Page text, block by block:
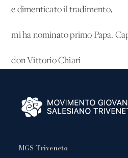
e dimenticato il tradimento,
mi ha nominato primo Papa.
don Vittorio Chiari
MGS Triveneto